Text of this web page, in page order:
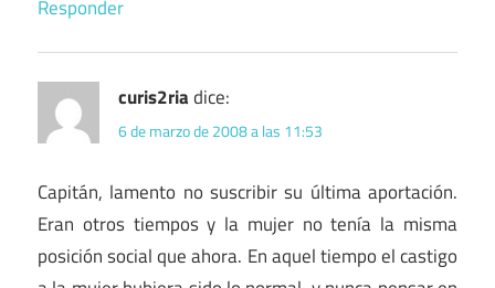
Responder
curis2riadice:
6 de marzo de 2008 a las 11:53
Capitán, lamento no suscribir su última aportación.
Eran otros tiempos y la mujer no tenía la misma
posición social que ahora. En aquel tiempo el castigo